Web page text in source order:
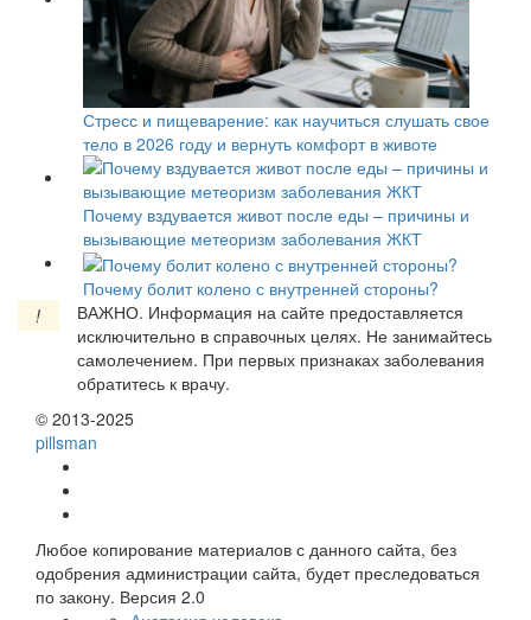
Стресс и пищеварение: как научиться слушать свое
тело в 2026 году и вернуть комфорт в животе
Почему вздувается живот после еды – причины и
вызывающие метеоризм заболевания ЖКТ
Почему болит колено с внутренней стороны?
!
ВАЖНО. Информация на сайте предоставляется
исключительно в справочных целях. Не занимайтесь
самолечением. При первых признаках заболевания
обратитесь к врачу.
© 2013-2025
pillsman
Любое копирование материалов с данного сайта, без
одобрения администрации сайта, будет преследоваться
по закону. Версия 2.0